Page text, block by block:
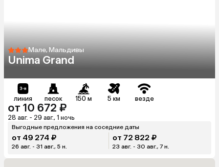
Мале, Мальдивы
Unima Grand
линия песок 150 м 5 км везде
от 10 672 ₽
28 авг. - 29 авг., 1 ночь
Выгодные предложения на соседние даты
от 49 274 ₽
26 авг. - 31 авг., 5 н.
от 72 822 ₽
23 авг. - 30 авг., 7 н.